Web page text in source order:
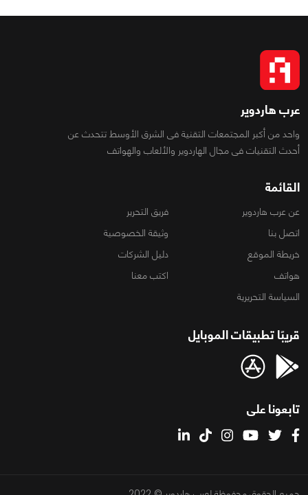
عرب هاردوير
واحد من أكبر المجتمعات التقنية فى الشرق الأوسط تتحدث عن
أحدث التقنيات فى مجال الهاردوير والألعاب والهواتف
القائمة
عن عرب هاردوير
فريق التحرير
اتصل بنا
وثيقة الخصوصية
خريطة الموقع
دليل الشركات
هواتف
اكتب معنا
السياسة التحريرية
قريبًا تطبيقات الموبايل
تابعونا على